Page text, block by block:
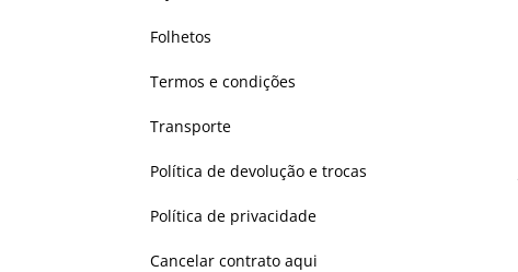
Folhetos
Termos e condições
Transporte
Política de devolução e trocas
Política de privacidade
Cancelar contrato aqui